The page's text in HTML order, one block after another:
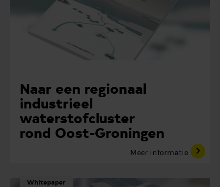
Naar een regionaal
industrieel
waterstofcluster
rond Oost-Groningen
Meer informatie
Whitepaper